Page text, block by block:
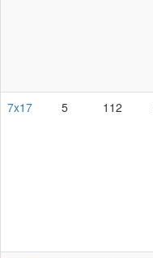
7x17 5 112